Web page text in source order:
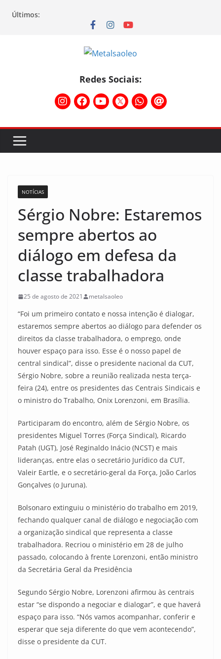
Últimos:
Redes Sociais:
NOTÍCIAS
Sérgio Nobre: Estaremos
sempre abertos ao
diálogo em defesa da
classe trabalhadora
25 de agosto de 2021 metalsaoleo
“Foi um primeiro contato e nossa intenção é dialogar,
estaremos sempre abertos ao diálogo para defender os
direitos da classe trabalhadora, o emprego, onde
houver espaço para isso. Esse é o nosso papel de
central sindical”, disse o presidente nacional da CUT,
Sérgio Nobre, sobre a reunião realizada nesta terça-
feira (24), entre os presidentes das Centrais Sindicais e
o ministro do Trabalho, Onix Lorenzoni, em Brasília.
Participaram do encontro, além de Sérgio Nobre, os
presidentes Miguel Torres (Força Sindical), Ricardo
Patah (UGT), José Reginaldo Inácio (NCST) e mais
lideranças, entre elas o secretário Jurídico da CUT,
Valeir Eartle, e o secretário-geral da Força, João Carlos
Gonçalves (o Juruna).
Bolsonaro extinguiu o ministério do trabalho em 2019,
fechando qualquer canal de diálogo e negociação com
a organização sindical que representa a classe
trabalhadora. Recriou o ministério em 28 de julho
passado, colocando à frente Lorenzoni, então ministro
da Secretária Geral da Presidência
Segundo Sérgio Nobre, Lorenzoni afirmou às centrais
estar “se dispondo a negociar e dialogar”, e que haverá
espaço para isso. “Nós vamos acompanhar, conferir e
esperar que seja diferente do que vem acontecendo”,
disse o presidente da CUT.